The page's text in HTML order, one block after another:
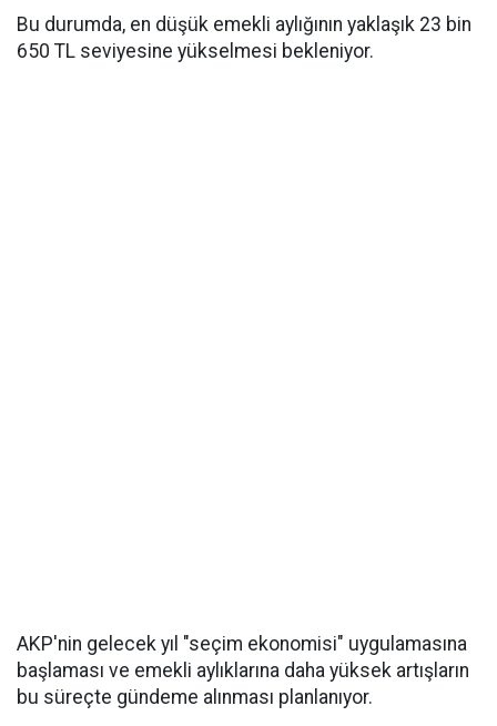
Bu durumda, en düşük emekli aylığının yaklaşık 23 bin
650 TL seviyesine yükselmesi bekleniyor.
AKP'nin gelecek yıl "seçim ekonomisi" uygulamasına
başlaması ve emekli aylıklarına daha yüksek artışların
bu süreçte gündeme alınması planlanıyor.